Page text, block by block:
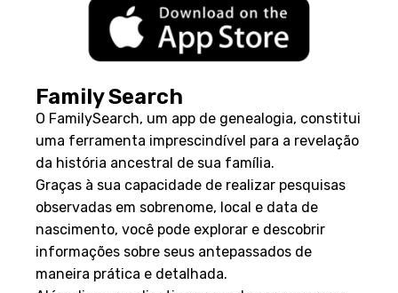
Family Search
O FamilySearch, um app de genealogia, constitui
uma ferramenta imprescindível para a revelação
da história ancestral de sua família.
Graças à sua capacidade de realizar pesquisas
observadas em sobrenome, local e data de
nascimento, você pode explorar e descobrir
informações sobre seus antepassados de
maneira prática e detalhada.